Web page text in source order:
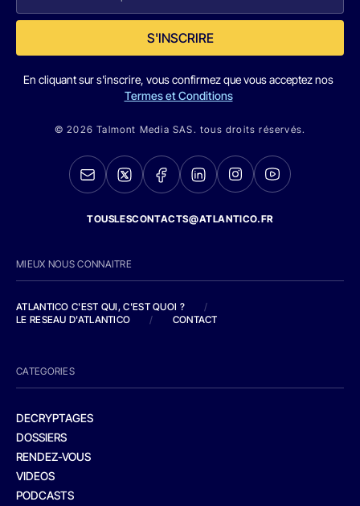
S'INSCRIRE
En cliquant sur s'inscrire, vous confirmez que vous acceptez nos
Termes et Conditions
© 2026 Talmont Media SAS. tous droits réservés.
TOUSLESCONTACTS@ATLANTICO.FR
MIEUX NOUS CONNAITRE
ATLANTICO C'EST QUI, C'EST QUOI ?
/
LE RESEAU D'ATLANTICO
/ CONTACT
CATEGORIES
DECRYPTAGES
DOSSIERS
RENDEZ-VOUS
VIDEOS
PODCASTS